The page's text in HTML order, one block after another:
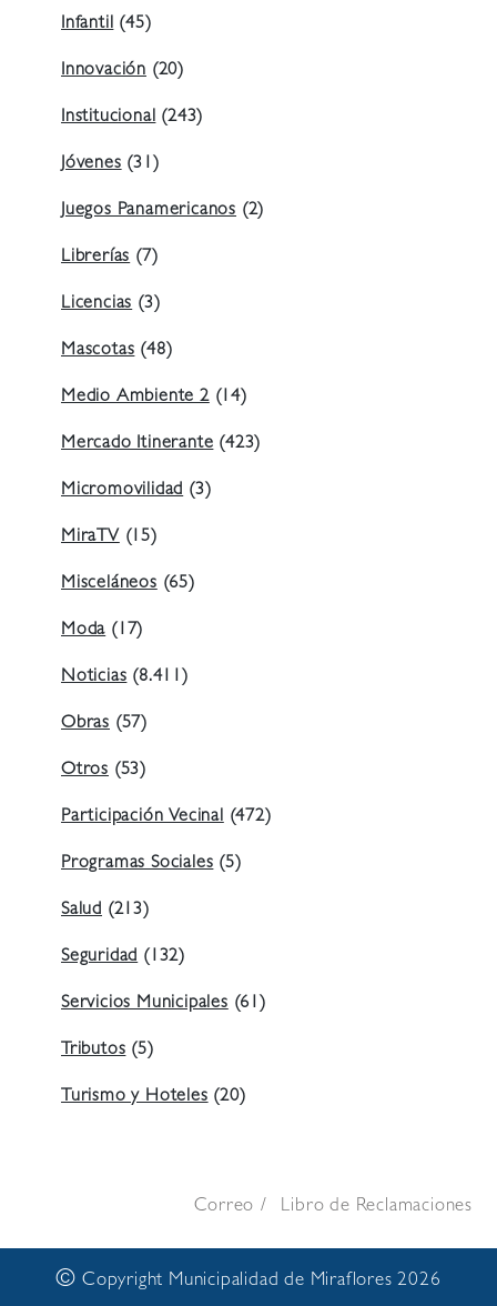
Infantil (45)
Innovación (20)
Institucional (243)
Jóvenes (31)
Juegos Panamericanos (2)
Librerías (7)
Licencias (3)
Mascotas (48)
Medio Ambiente 2(14)
Mercado Itinerante (423)
Micromovilidad (3)
MiraTV (15)
Misceláneos (65)
Moda (17)
Noticias (8.411)
Obras (57)
Otros (53)
Participación Vecinal (472)
Programas Sociales (5)
Salud (213)
Seguridad (132)
Servicios Municipales (61)
Tributos (5)
Turismo y Hoteles (20)
Correo Libro de Reclamaciones
© Copyright Municipalidad de Miraflores 2026